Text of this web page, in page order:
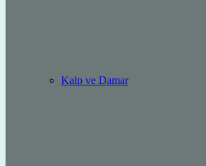
Kalp ve Damar